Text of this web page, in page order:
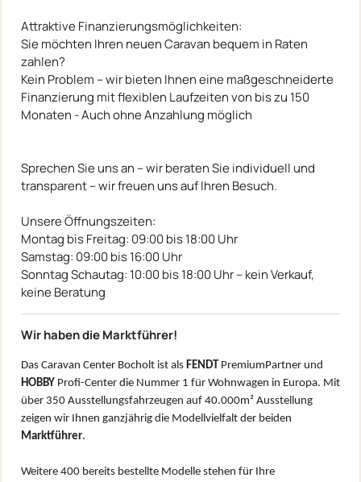
Attraktive Finanzierungsmöglichkeiten:
Sie möchten Ihren neuen Caravan bequem in Raten
zahlen?
Kein Problem – wir bieten Ihnen eine maßgeschneiderte
Finanzierung mit flexiblen Laufzeiten von bis zu 150
Monaten - Auch ohne Anzahlung möglich
Sprechen Sie uns an – wir beraten Sie individuell und
transparent – wir freuen uns auf Ihren Besuch.
Unsere Öffnungszeiten:
Montag bis Freitag: 09:00 bis 18:00 Uhr
Samstag: 09:00 bis 16:00 Uhr
Sonntag Schautag: 10:00 bis 18:00 Uhr – kein Verkauf,
keine Beratung
Wir haben die Marktführer!
Das Caravan Center Bocholt ist als FENDTPremiumPartner und
HOBBY Profi-Center die Nummer 1 für Wohnwagen in Europa. Mit
über 350 Ausstellungsfahrzeugen auf 40.000m² Ausstellung
zeigen wir Ihnen ganzjährig die Modellvielfalt der beiden
Marktführer.
Weitere 400 bereits bestellte Modelle stehen für Ihre